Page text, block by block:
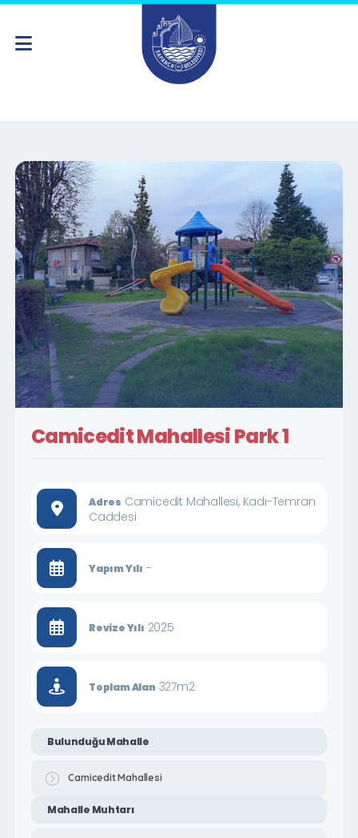
Camicedit Mahallesi Park 1
Adres Camicedit Mahallesi, Kadı-Temran
Caddesi
Yapım Yılı -
Revize Yılı 2025
Toplam Alan 327m2
Bulunduğu Mahalle
Camicedit Mahallesi
Mahalle Muhtarı